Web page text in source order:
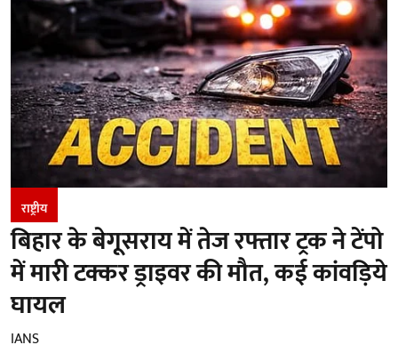
राष्ट्रीय
बिहार के बेगूसराय में तेज रफ्तार ट्रक ने टेंपो
में मारी टक्कर ड्राइवर की मौत, कई कांवड़िये
घायल
IANS